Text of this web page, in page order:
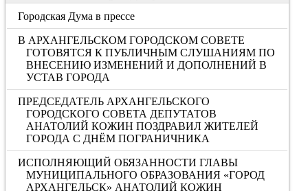
Городская Дума в прессе
В АРХАНГЕЛЬСКОМ ГОРОДСКОМ СОВЕТЕ
ГОТОВЯТСЯ К ПУБЛИЧНЫМ СЛУШАНИЯМ ПО
ВНЕСЕНИЮ ИЗМЕНЕНИЙ И ДОПОЛНЕНИЙ В
УСТАВ ГОРОДА
ПРЕДСЕДАТЕЛЬ АРХАНГЕЛЬСКОГО
ГОРОДСКОГО СОВЕТА ДЕПУТАТОВ
АНАТОЛИЙ КОЖИН ПОЗДРАВИЛ ЖИТЕЛЕЙ
ГОРОДА С ДНЁМ ПОГРАНИЧНИКА
ИСПОЛНЯЮЩИЙ ОБЯЗАННОСТИ ГЛАВЫ
МУНИЦИПАЛЬНОГО ОБРАЗОВАНИЯ «ГОРОД
АРХАНГЕЛЬСК» АНАТОЛИЙ КОЖИН